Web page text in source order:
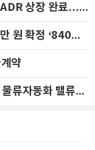
SK하이닉스, 나스닥에 1억7790만 주 ADR 상장 완료…29일 국내 추가 상장
자율주행 AI 스트라드비젼, 공모가 1.2만 원 확정 ‘840억 수혈’
약
클로봇, 두산로지스틱스솔루션 인수로 물류자동화 밸류체인 확장 추진 - IBK투자증권